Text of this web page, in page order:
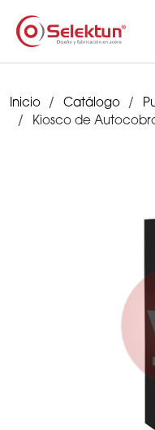
Inicio Catálogo
Kiosco de